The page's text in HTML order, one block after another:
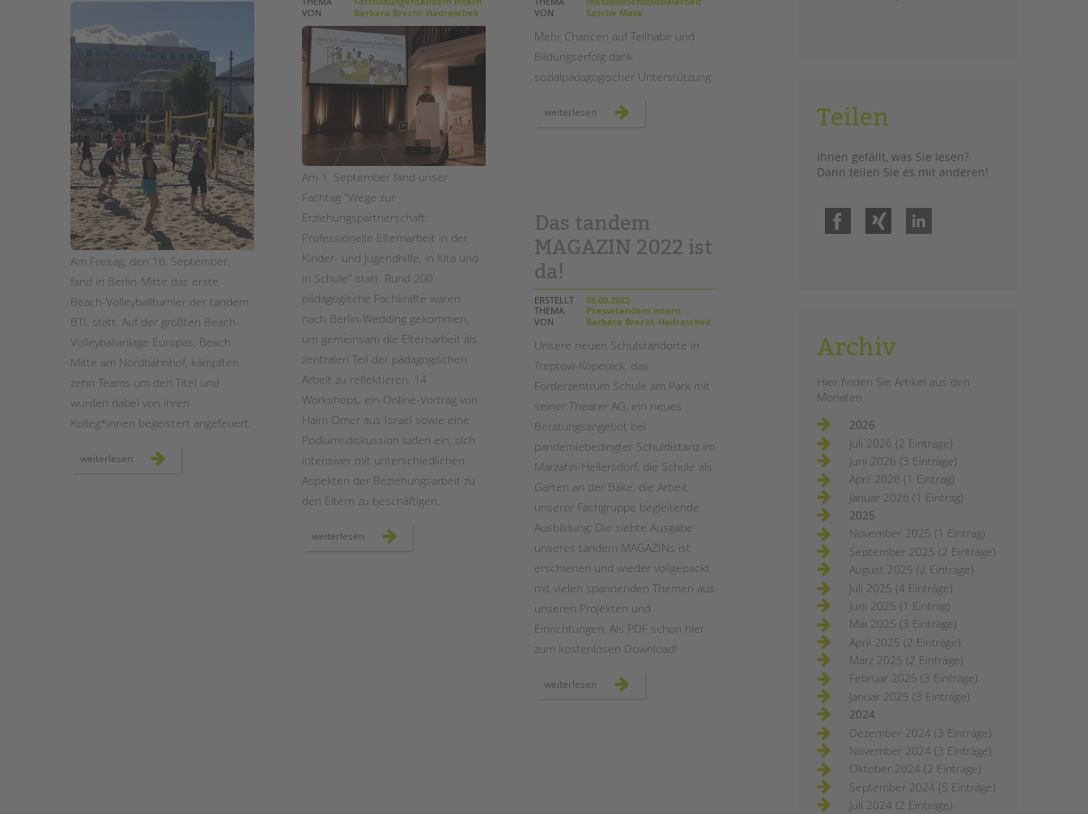
STADTTEILARBEIT
Am Freitag, den 16. September,
fand in Berlin-Mitte das erste
Beach-Volleyballturnier der tandem
BTL statt. Auf der größten Beach-
Volleyballanlage Europas, Beach
Mitte am Nordbahnhof, kämpften
zehn Teams um den Titel und
wurden dabei von ihren
Kolleg*innen begeistert angefeuert.
weiterlesen großes
beach-
VON
Barbara Brecht-Hadraschek
Am 1. September fand unser
Fachtag "Wege zur
Erziehungspartnerschaft:
Professionelle Elternarbeit in der
Kinder- und Jugendhilfe, in Kita und
in Schule" statt. Rund 200
pädagogische Fachkräfte waren
nach Berlin-Wedding gekommen,
um gemeinsam die Elternarbeit als
zentralen Teil der pädagogischen
Arbeit zu reflektieren. 14
Workshops, ein Online-Vortrag von
Haim Omer aus Israel sowie eine
Podiumsdiskussion luden ein, sich
intensiver mit unterschiedlichen
Aspekten der Beziehungsarbeit zu
den Eltern zu beschäftigen.
weiterlesen fachtag
„wege
VON
Sasche Mase
Mehr Chancen auf Teilhabe und
Bildungserfolg dank
sozialpädagogischer Unterstützung
weiterlesen temporäre
lerngruppen
Das tandem
MAGAZIN 2022 ist
da!
ERSTELLT
05.09.2022
THEMA
Pressetandem intern
VON
Barbara Brecht-Hadraschek
Unsere neuen Schulstandorte in
Treptow-Köpenick, das
Förderzentrum Schule am Park mit
seiner Theater AG, ein neues
Beratungsangebot bei
pandemiebedingter Schuldistanz im
Marzahn-Hellersdorf, die Schule als
Garten an der Bäke, die Arbeit
unserer Fachgruppe begleitende
Ausbildung: Die siebte Ausgabe
unseres tandem MAGAZINs ist
erschienen und wieder vollgepackt
mit vielen spannenden Themen aus
unseren Projekten und
Einrichtungen. Als PDF schon hier
zum kostenlosen Download!
weiterlesen
tandem
Teilen
Ihnen gefällt, was Sie lesen?
Dann teilen Sie es mit anderen!
Facebook
Archiv
Hier finden Sie Artikel aus den
Monaten
2026
Juli 2026 (2 Einträge)
Juni 2026 (3 Einträge)
April 2026 (1 Eintrag)
Januar 2026 (1 Eintrag)
2025
November 2025 (1 Eintrag)
September 2025 (2 Einträge)
August 2025 (2 Einträge)
Juli 2025 (4 Einträge)
Juni 2025 (1 Eintrag)
Mai 2025 (3 Einträge)
April 2025 (2 Einträge)
März 2025 (2 Einträge)
Februar 2025 (3 Einträge)
Januar 2025 (3 Einträge)
2024
Dezember 2024 (3 Einträge)
November 2024 (3 Einträge)
Oktober 2024 (2 Einträge)
September 2024 (5 Einträge)
Juli 2024 (2 Einträge)